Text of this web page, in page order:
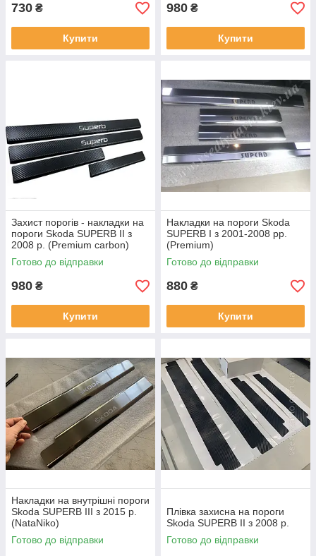
730 ₴
Купити
980 ₴
Купити
Захист порогів - накладки на
пороги Skoda SUPERB II з
2008 р. (Premium carbon)
Готово до відправки
980 ₴
Купити
Накладки на пороги Skoda
SUPERB I з 2001-2008 рр.
(Premium)
Готово до відправки
880 ₴
Купити
Накладки на внутрішні пороги
Skoda SUPERB III з 2015 р.
(NataNiko)
Готово до відправки
Плівка захисна на пороги
Skoda SUPERB II з 2008 р.
Готово до відправки